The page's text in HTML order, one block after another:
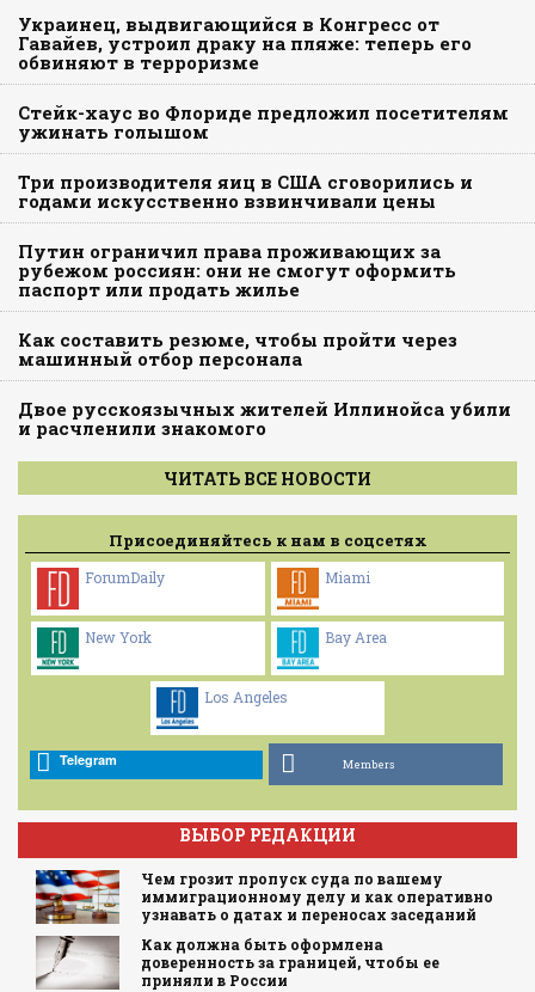
Украинец, выдвигающийся в Конгресс от
Гавайев, устроил драку на пляже: теперь его
обвиняют в терроризме
Стейк-хаус во Флориде предложил посетителям
ужинать голышом
Три производителя яиц в США сговорились и
годами искусственно взвинчивали цены
Путин ограничил права проживающих за
рубежом россиян: они не смогут оформить
паспорт или продать жилье
Как составить резюме, чтобы пройти через
машинный отбор персонала
Двое русскоязычных жителей Иллинойса убили
и расчленили знакомого
ЧИТАТЬ ВСЕ НОВОСТИ
Присоединяйтесь к нам в соцсетях
ForumDaily Miami
New York Bay Area
Los Angeles
Telegram Members
ВЫБОР РЕДАКЦИИ
Чем грозит пропуск суда по вашему
иммиграционному делу и как оперативно
узнавать о датах и переносах заседаний
Как должна быть оформлена
доверенность за границей, чтобы ее
приняли в России